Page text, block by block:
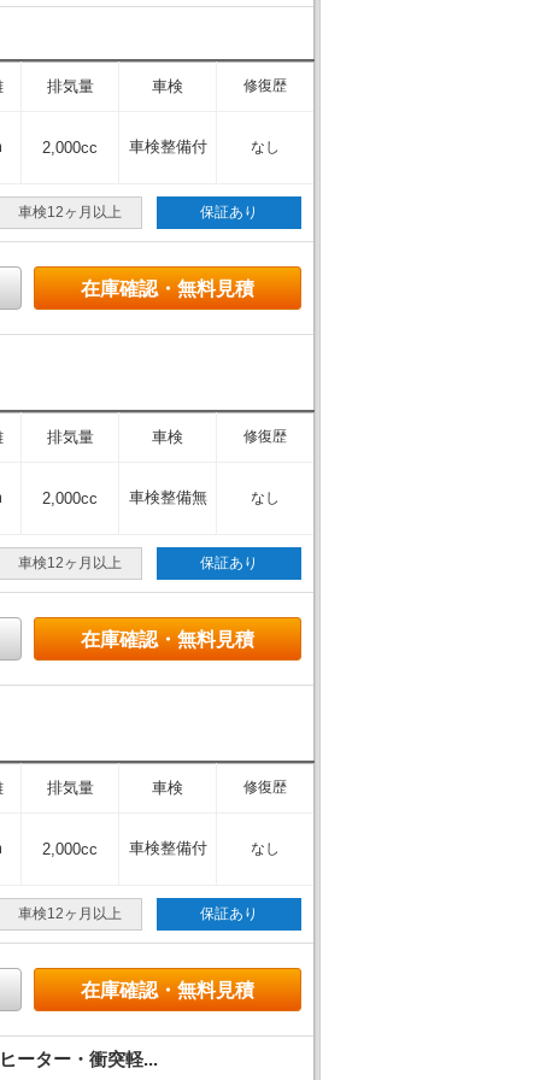
排気量 車検 修復歴
2,000cc 車検整備付 なし
車検12ヶ月以上 保証あり
在庫確認・無料見積
排気量 車検 修復歴
2,000cc 車検整備無 なし
車検12ヶ月以上 保証あり
在庫確認・無料見積
排気量 車検 修復歴
2,000cc 車検整備付 なし
車検12ヶ月以上 保証あり
在庫確認・無料見積
ーター・衝突軽...